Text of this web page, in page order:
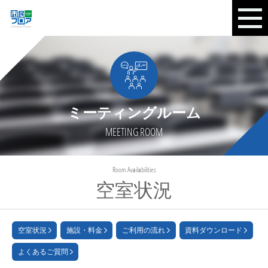
ミーティングルーム
MEETING ROOM
空室状況
Room Availabilities
空室状況 施設・料金 ご利用の流れ 資料ダウンロード
よくあるご質問